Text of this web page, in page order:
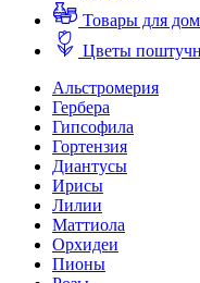
Товары для
Цветы
Альстромерия
Гербера
Гипсофила
Гортензия
Диантусы
Ирисы
Лилии
Маттиола
Орхидеи
Пионы